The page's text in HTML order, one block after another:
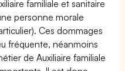
familiale et sanitaire
personne morale
Ces dommages
fréquente, néanmoins
de Auxiliaire familiale